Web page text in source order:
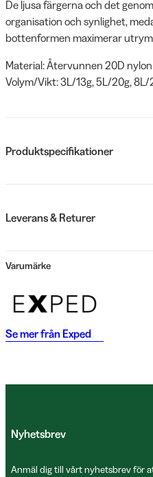
De ljusa färgerna och det
organisation och synlighet,
bottenformen maximerar
Material: Återvunnen 20D
Volym/Vikt: 3L/13g, 5L/20g, 8L/
Produktspecifikationer
Leverans & Returer
Varumärke
Se mer från Exped
Nyhetsbrev
Anmäl dig till vårt nyhetsbrev för